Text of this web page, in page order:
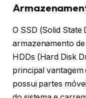
O SSD (Solid
armazenamento
HDDs (Hard Disk
principal vantagem
possui partes